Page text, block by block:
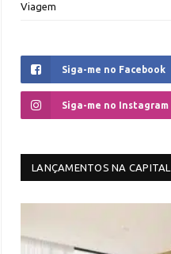
Viagem
Siga-me no Facebook
Siga-me no Instagram
LANÇAMENTOS NA CAPITAL